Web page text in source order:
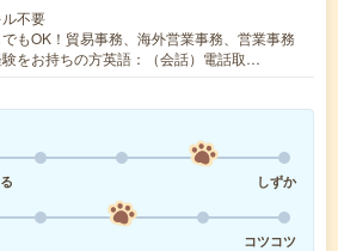
不要
もOK！貿易事務、海外営業事務、営業事務
験をお持ちの方英語：（会話）電話取…
しずか
コツコツ